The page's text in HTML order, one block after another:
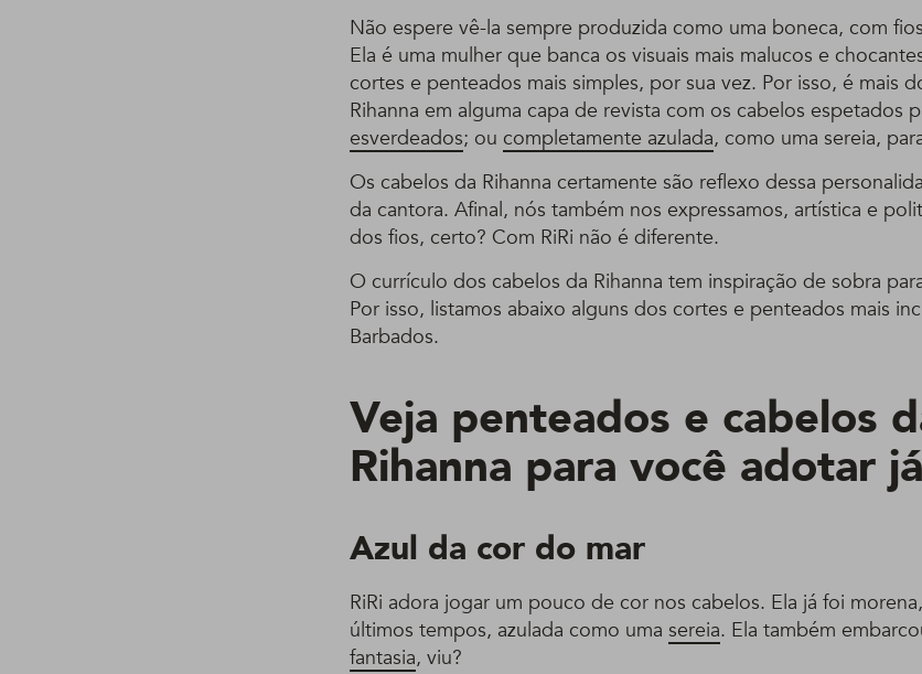
Não espere vê-la sempre produzida como uma boneca, com
Ela é uma mulher que banca os visuais mais malucos e
cortes e penteados mais simples, por sua vez. Por isso, é mais
Rihanna em alguma capa de revista com os cabelos espetados
esverdeados; ou completamente azulada, como uma sereia,
Os cabelos da Rihanna certamente são reflexo dessa
da cantora. Afinal, nós também nos expressamos, artística e
dos fios, certo? Com RiRi não é diferente.
O currículo dos cabelos da Rihanna tem inspiração de sobra
Por isso, listamos abaixo alguns dos cortes e penteados mais
Barbados.
Veja penteados e cabelos
Rihanna para você adotar já
Azul da cor do mar
RiRi adora jogar um pouco de cor nos cabelos. Ela já foi
últimos tempos, azulada como uma sereia. Ela também
fantasia, viu?